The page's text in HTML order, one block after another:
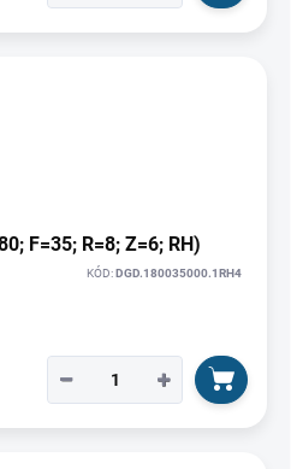
F=35; R=8; Z=6; RH)
KÓD:DGD.180035000.1RH4
+
−